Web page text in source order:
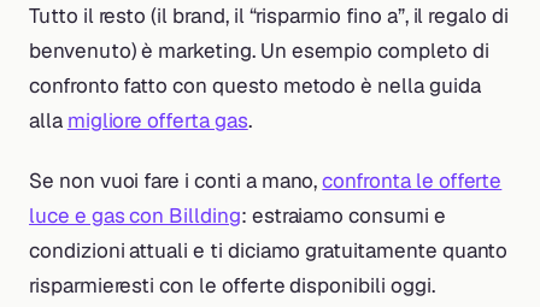
Tutto il resto (il brand, il “risparmio fino a”, il regalo di
benvenuto) è marketing. Un esempio completo di
confronto fatto con questo metodo è nella guida
alla migliore offerta gas.
Se non vuoi fare i conti a mano,confronta le offerte
luce e gas con Billding: estraiamo consumi e
condizioni attuali e ti diciamo gratuitamente quanto
risparmieresti con le offerte disponibili oggi.